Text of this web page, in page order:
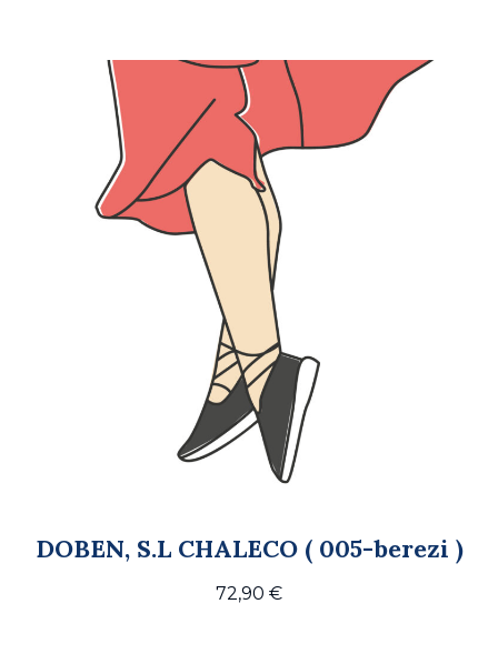
DOBEN, S.L CHALECO ( 005-berezi )
72,90 €